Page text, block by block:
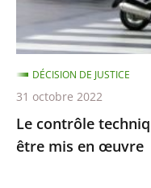
doit
être
mis
en
œuvre
Le contrôle
être mis en œuvre
DÉCISION DE JUSTICE
31 octobre 2022